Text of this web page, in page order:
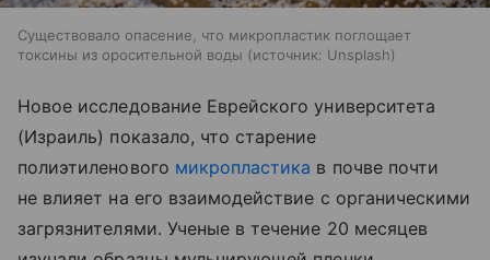
Существовало опасение, что микропластик поглощает
токсины из оросительной воды
источник: Unsplash
Новое исследование Еврейского университета
(Израиль) показало, что старение
полиэтиленового микропластика в почве почти
не влияет на его взаимодействие с органическими
загрязнителями. Ученые в течение 20 месяцев